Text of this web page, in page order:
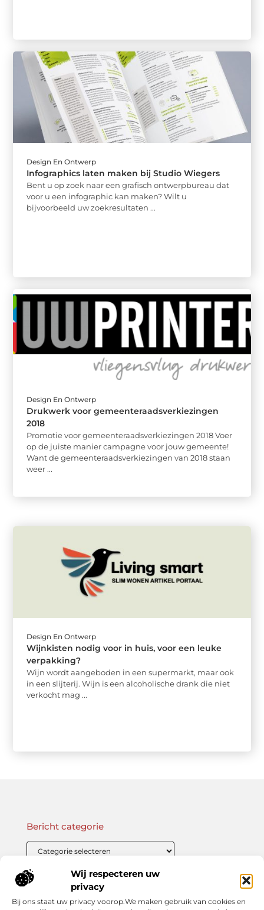
Wij respecteren uw
privacy
Bij ons staat uw privacy voorop.We maken gebruik van cookies en
Design En Ontwerp
Infographics laten maken bij Studio Wiegers
Bent u op zoek naar een grafisch ontwerpbureau dat
voor u een infographic kan maken? Wilt u
bijvoorbeeld uw zoekresultaten ...
Design En Ontwerp
Drukwerk voor gemeenteraadsverkiezingen
2018
Promotie voor gemeenteraadsverkiezingen 2018 Voer
op de juiste manier campagne voor jouw gemeente!
Want de gemeenteraadsverkiezingen van 2018 staan
weer ...
Design En Ontwerp
Wijnkisten nodig voor in huis, voor een leuke
verpakking?
Wijn wordt aangeboden in een supermarkt, maar ook
in een slijterij. Wijn is een alcoholische drank die niet
verkocht mag ...
Onze informatie
Bericht categorie